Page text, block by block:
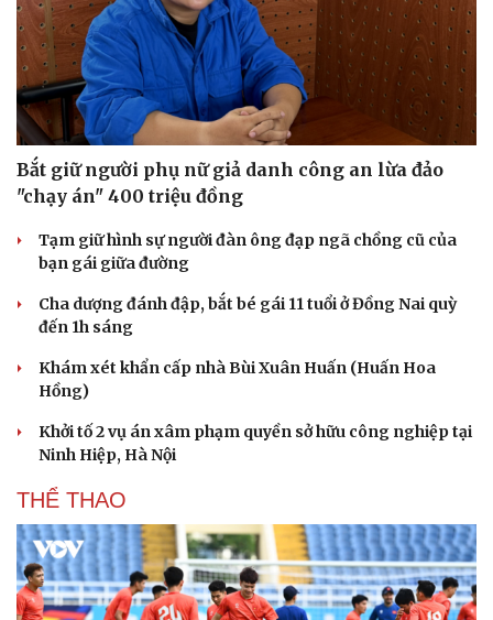
Bắt giữ người phụ nữ giả danh công an lừa đảo
"chạy án" 400 triệu đồng
Tạm giữ hình sự người đàn ông đạp ngã chồng cũ của
bạn gái giữa đường
Cha dượng đánh đập, bắt bé gái 11 tuổi ở Đồng Nai quỳ
đến 1h sáng
Khám xét khẩn cấp nhà Bùi Xuân Huấn (Huấn Hoa
Hồng)
Khởi tố 2 vụ án xâm phạm quyền sở hữu công nghiệp tại
Ninh Hiệp, Hà Nội
THỂ THAO